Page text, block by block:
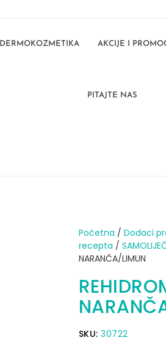
DERMOKOZMETIKA AKCIJE I
PITAJTE NAS
Početna / Dodaci
recepta /
NARANČA/LIMUN
SKU: 30722